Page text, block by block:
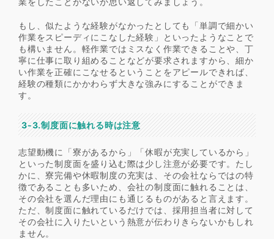
もし、似たような経験がなかったとしても「単調で細かい
作業をスピーディにこなした経験」といったようなことで
も構いません。軽作業ではミスなく作業できることや、丁
寧に仕事に取り組めることなどが要求されますから、細か
い作業を正確にこなせるということをアピールできれば、
経験の種類にかかわらず大きな強みにすることができま
す。
3-3.制度面に触れる時は注意
志望動機に「寮があるから」「休暇が充実しているから」
といった制度面を盛り込む際は少し注意が必要です。たし
かに、寮完備や休暇制度の充実は、その会社ならではの特
徴であることも多いため、会社の制度面に触れることは、
その会社を選んだ理由にも通じるものがあると言えます。
ただ、制度面に触れているだけでは、採用担当者に対して
その会社に入りたいという熱意が伝わりきらないかもしれ
ません。